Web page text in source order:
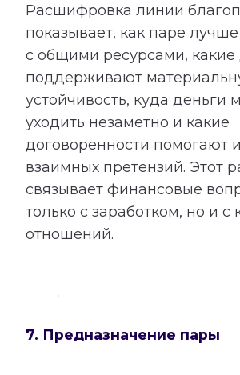
Расшифровка линии
показывает, как паре
с общими ресурсами, какие
поддерживают
устойчивость, куда деньги
уходить незаметно и какие
договоренности помогают
взаимных претензий. Этот
связывает финансовые
только с заработком, но и с
отношений.
7. Предназначение пары